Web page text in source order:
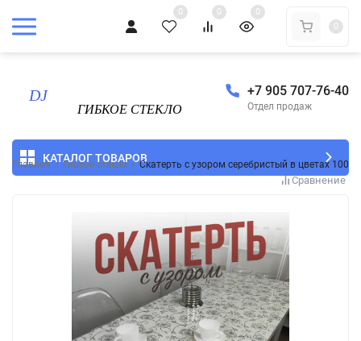
0 0
0
0
+7 905 707-76-40
Отдел продаж
КАТАЛОГ ТОВАРОВ
Главная / Гибкое стекло / Скатерть с узором серебристый в цветах
Сравнение